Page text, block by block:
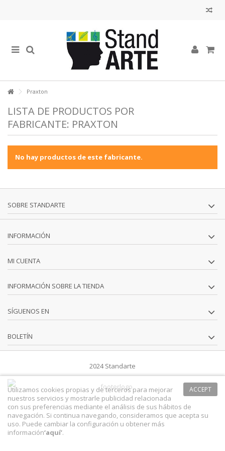
Praxton
LISTA DE PRODUCTOS POR
FABRICANTE: PRAXTON
No hay productos de este fabricante.
SOBRE STANDARTE
INFORMACIÓN
MI CUENTA
INFORMACIÓN SOBRE LA TIENDA
SÍGUENOS EN
BOLETÍN
2024 Standarte
ACCEPT
Utilizamos cookies propias y de terceros para mejorar
nuestros servicios y mostrarle publicidad relacionada
con sus preferencias mediante el análisis de sus hábitos de
navegación. Si continua navegando, consideramos que acepta su
uso. Puede cambiar la configuración u obtener más
información‘aquí’.